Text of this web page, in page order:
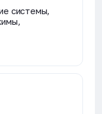
системы,